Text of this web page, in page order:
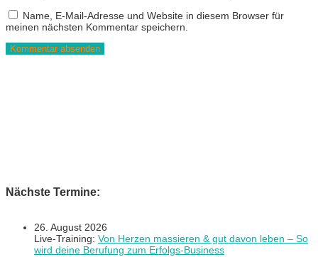
Name, E-Mail-Adresse und Website in diesem Browser für
meinen nächsten Kommentar speichern.
Nächste Termine:
26. August 2026
Live-Training: Von Herzen massieren & gut davon leben – So
wird deine Berufung zum Erfolgs-Business